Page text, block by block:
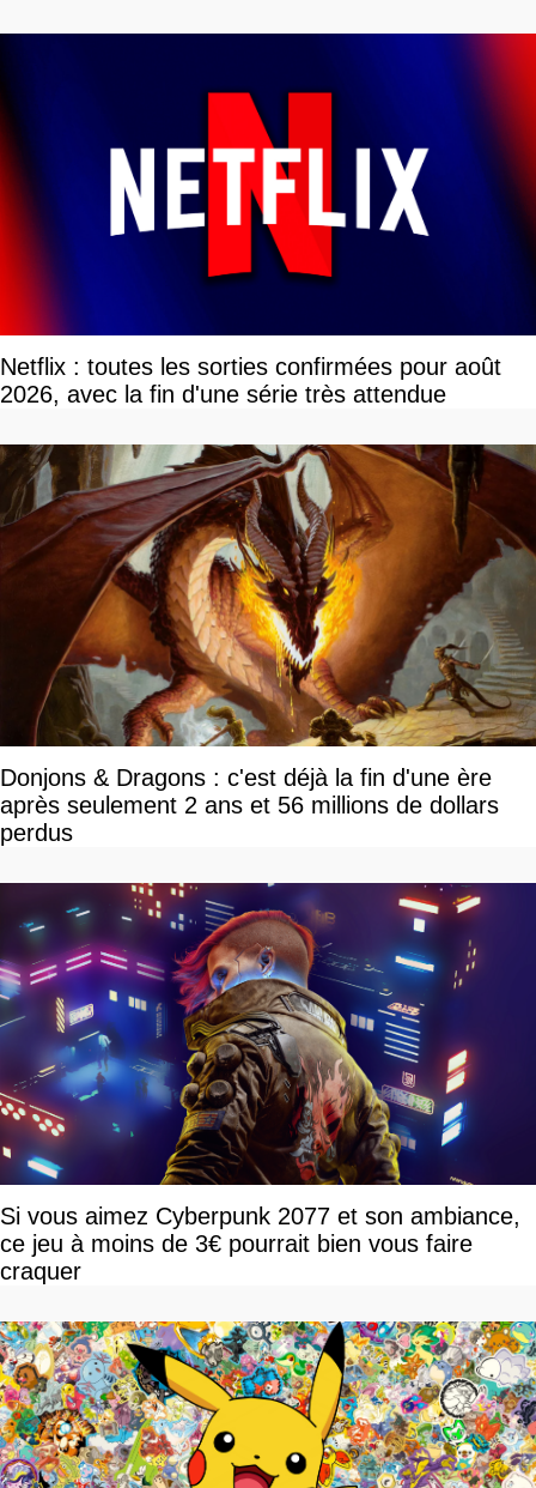
Netflix : toutes les sorties confirmées pour août
2026, avec la fin d'une série très attendue
Donjons & Dragons : c'est déjà la fin d'une ère
après seulement 2 ans et 56 millions de dollars
perdus
Si vous aimez Cyberpunk 2077 et son ambiance,
ce jeu à moins de 3€ pourrait bien vous faire
craquer